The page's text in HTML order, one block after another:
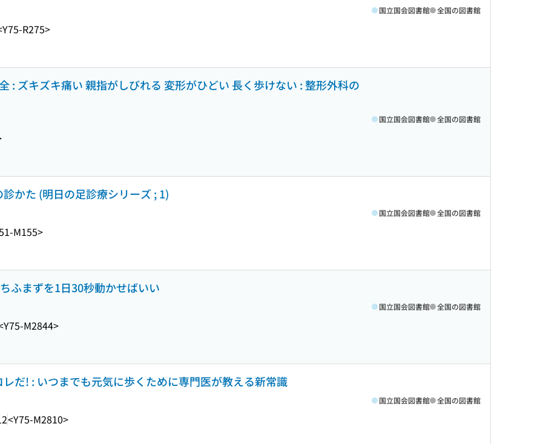
R275>
国立国会図書館 全国の図書館
: ズキズキ痛い 親指がしびれる 変形がひどい 長く歩けない : 整形外科の
国立国会図書館 全国の図書館
かた (明日の足診療シリーズ ; 1)
M155>
国立国会図書館 全国の図書館
ふまずを1日30秒動かせばいい
M2844>
国立国会図書館 全国の図書館
レだ! : いつまでも元気に歩くために専門医が教える新常識
<Y75-M2810>
国立国会図書館 全国の図書館